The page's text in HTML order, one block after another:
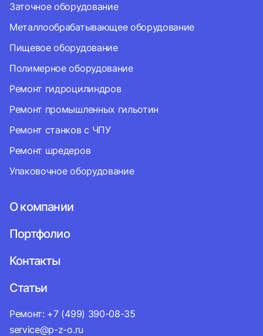
Заточное оборудование
Металлообрабатывающее оборудование
Пищевое оборудование
Полимерное оборудование
Ремонт гидроцилиндров
Ремонт промышленных гильотин
Ремонт станков с ЧПУ
Ремонт шредеров
Упаковочное оборудование
О компании
Портфолио
Контакты
Статьи
Ремонт: +7 (499) 390-08-35
service@p-z-o.ru